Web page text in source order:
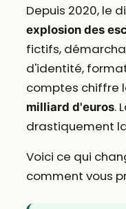
Depuis 2020, le
explosion des
fictifs,
d'identité,
comptes chiffre
milliard d'euros.
drastiquement
Voici ce qui
comment vous